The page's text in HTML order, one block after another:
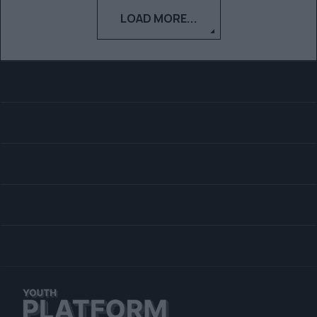
LOAD MORE...